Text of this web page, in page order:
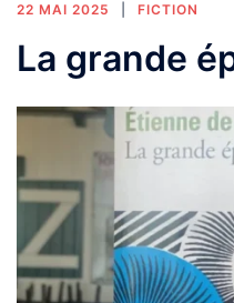
22 MAI 2025 FICTION
La grande